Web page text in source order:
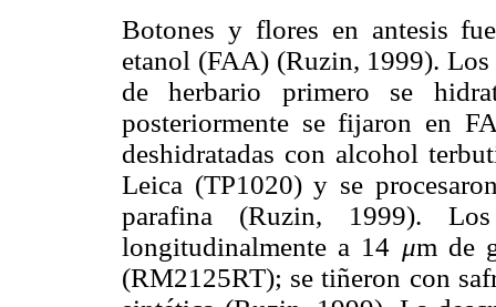
Botones y flores en antesis
etanol (FAA) (Ruzin, 1999).
de herbario primero se
posteriormente se fijaron en
deshidratadas con alcohol
Leica (TP1020) y se
parafina (Ruzin, 1999).
longitudinalmente a 14 μm de
(RM2125RT); se tiñeron con